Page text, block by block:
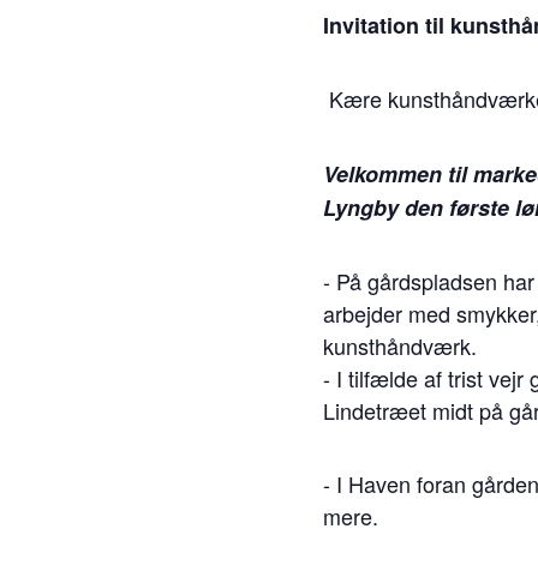
Invitation til
Kære
Velkommen til
Lyngby den første
- På gårdspladsen
arbejder med
kunsthåndværk.
- I tilfælde af trist vejr
Lindetræet midt på
- I Haven foran
mere.